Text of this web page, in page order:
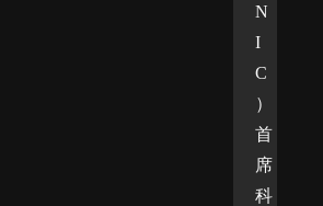
N
I
C
）
首
席
科